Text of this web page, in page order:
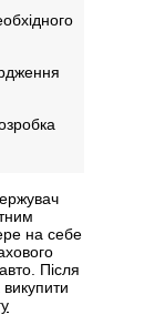
на себе
Після